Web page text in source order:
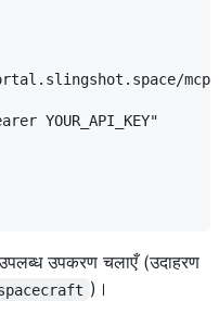
YOUR_API_KEY"
उपकरण चलाएँ (उदाहरण
)।